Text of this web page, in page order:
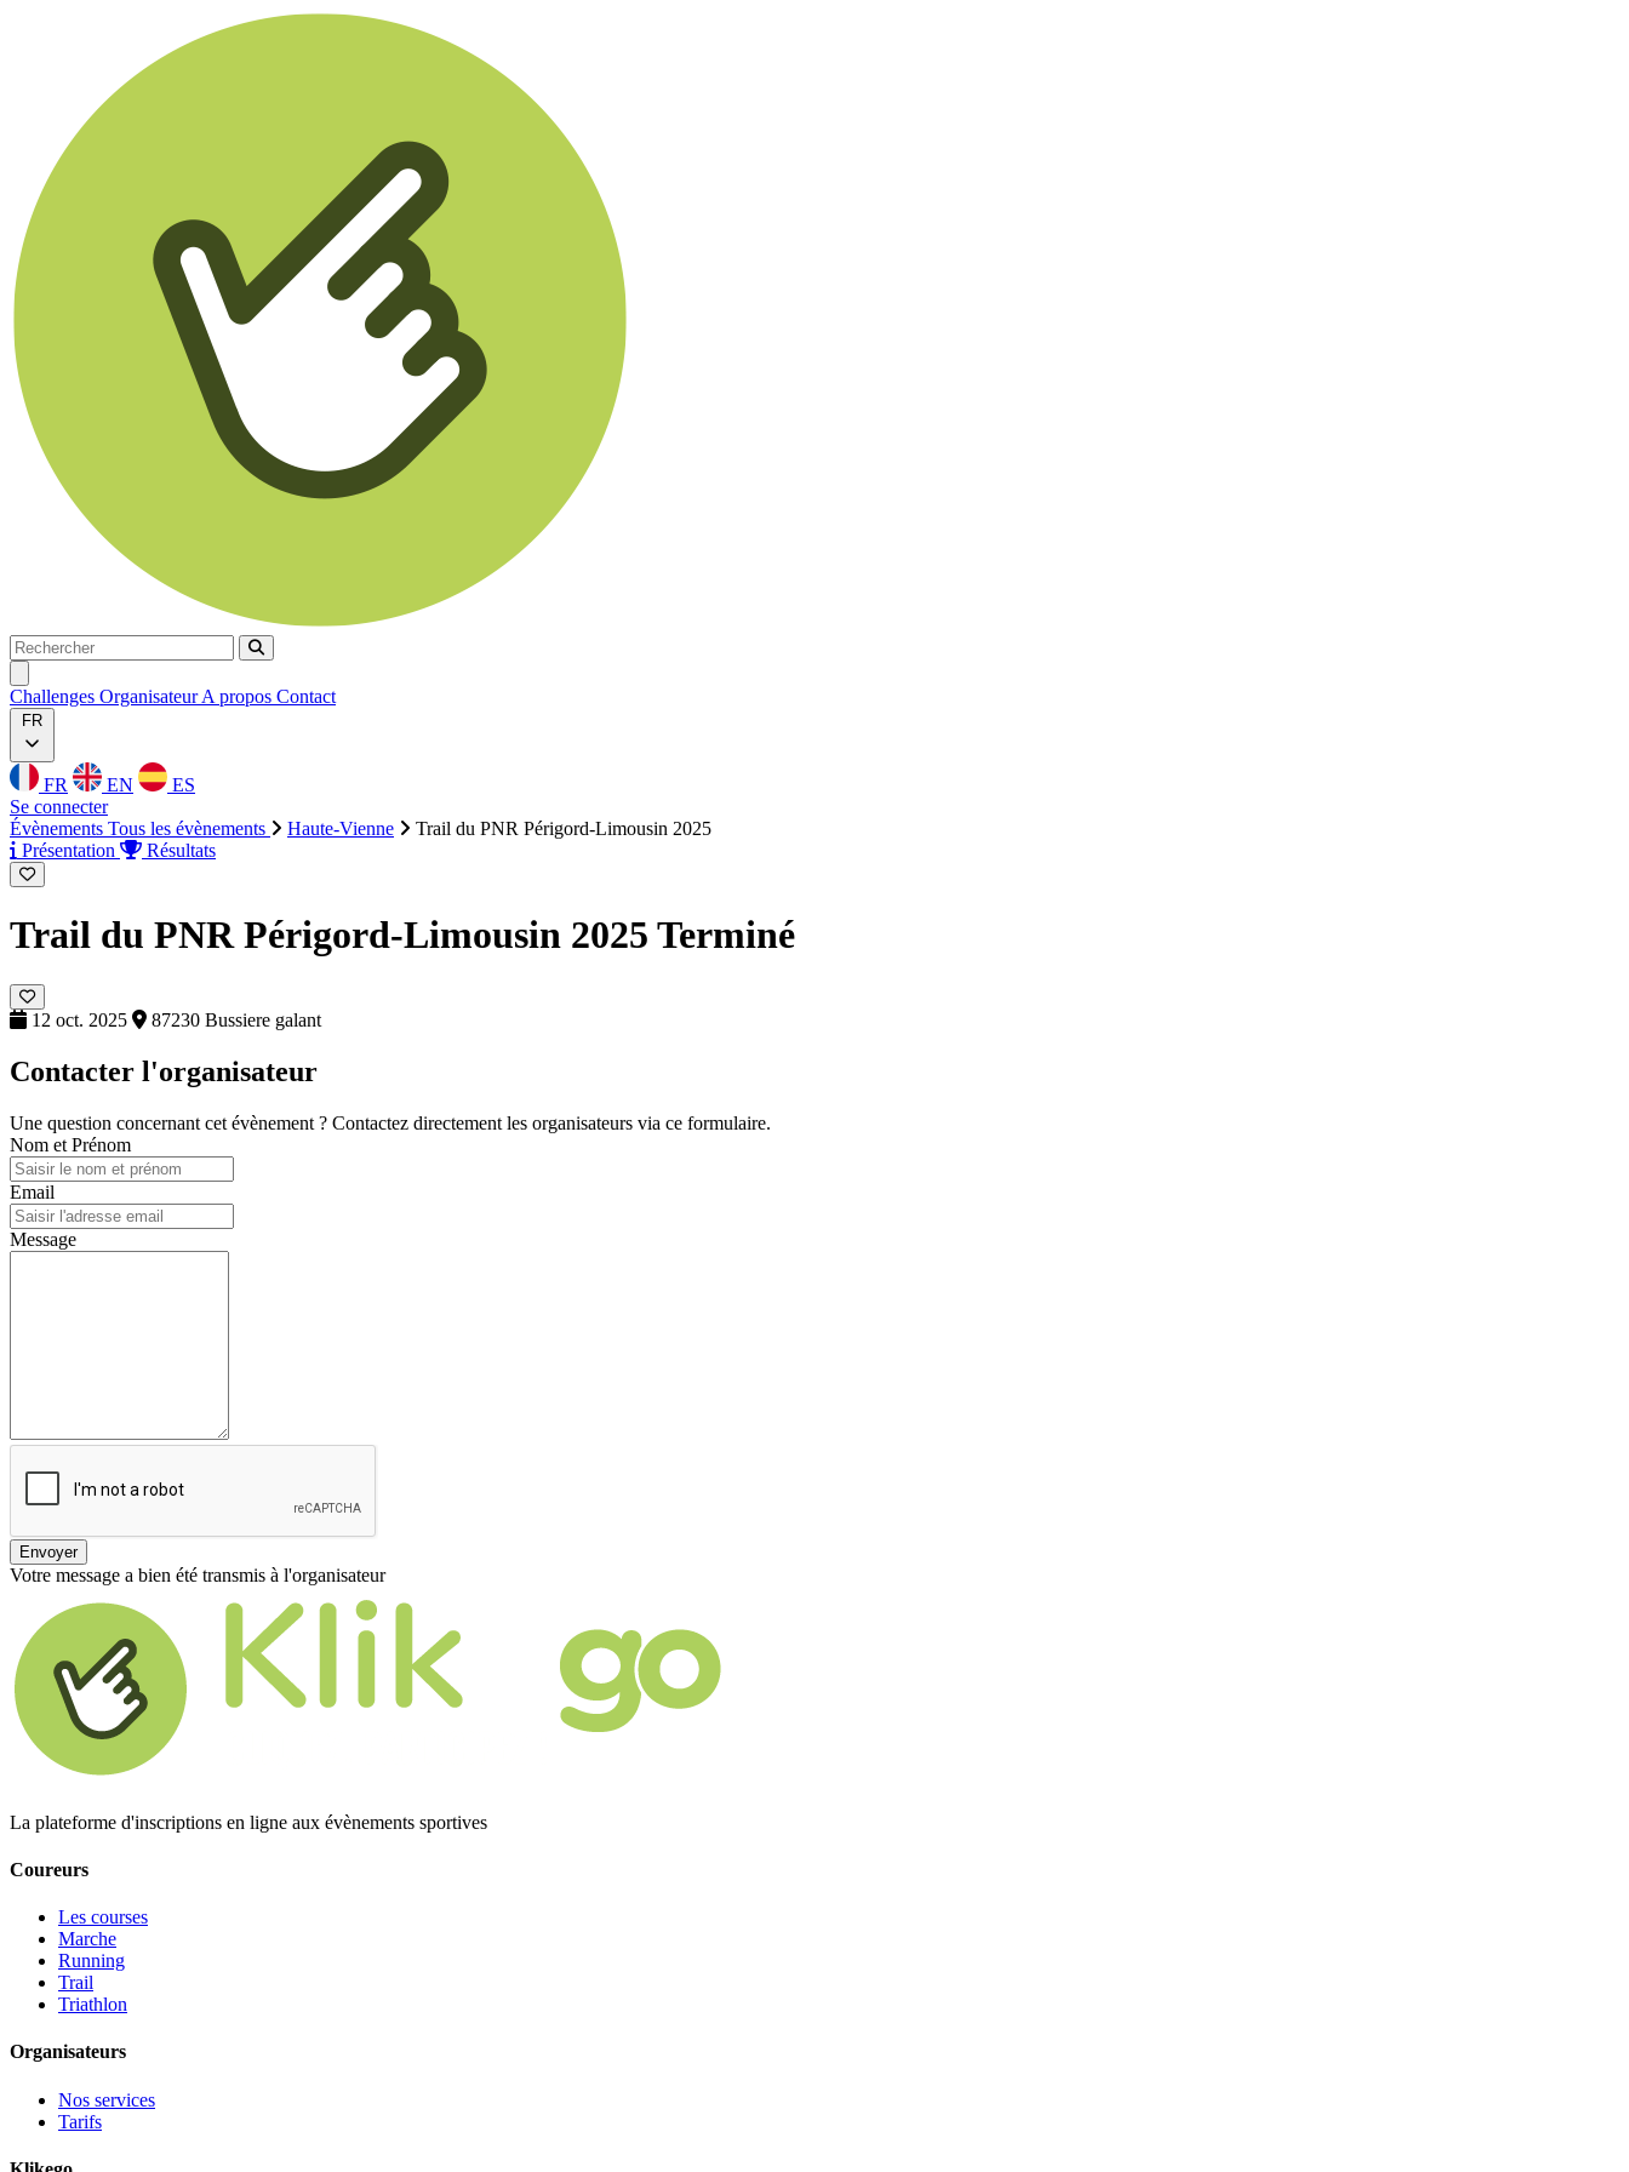
Rechercher
Rechercher
Challenges OrganisateurA propos Contact
FR
FR EN
ES
Se connecter
Évènements Tous les évènements Haute-Vienne
Trail du PNR Périgord-Limousin 2025
Présentation
Résultats
Trail du PNR Périgord-Limousin 2025 Terminé
12 oct. 2025 87230 Bussiere galant
Contacter l'organisateur
Une question concernant cet évènement ? Contactez directement les organisateurs via ce formulaire.
Nom et Prénom
Email
Message
Envoyer
Votre message a bien été transmis à l'organisateur
La plateforme d'inscriptions en ligne aux évènements sportives
Coureurs
Les courses
Marche
Running
Trail
Triathlon
Organisateurs
Nos services
Tarifs